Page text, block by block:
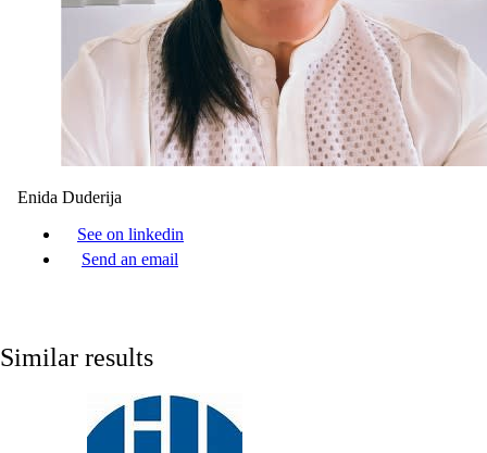
Enida Duderija
See on linkedin
Send an email
Similar results